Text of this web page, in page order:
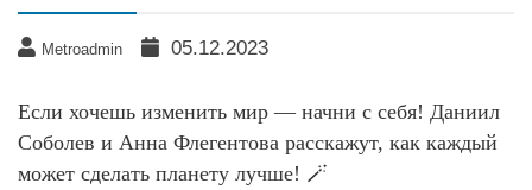
Metroadmin 05.12.2023
Если хочешь изменить мир — начни с себя! Даниил
Соболев и Анна Флегентова расскажут, как каждый
может сделать планету лучше! 🪄